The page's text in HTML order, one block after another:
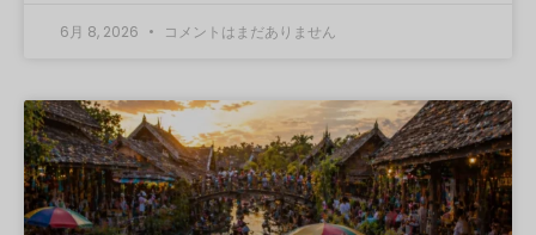
6月 8, 2026 コメントはまだありません